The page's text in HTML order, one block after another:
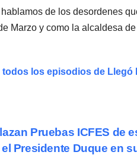
de los desordenes
Marzo y como la alcaldesa
todos los episodios de Llegó
Pruebas ICFES de
Presidente Duque en